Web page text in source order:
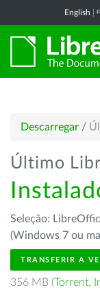
English
Descarregar /
Último
Seleção:
(Windows 7 ou
TRANSFERIR A
356 MB (Torrent,